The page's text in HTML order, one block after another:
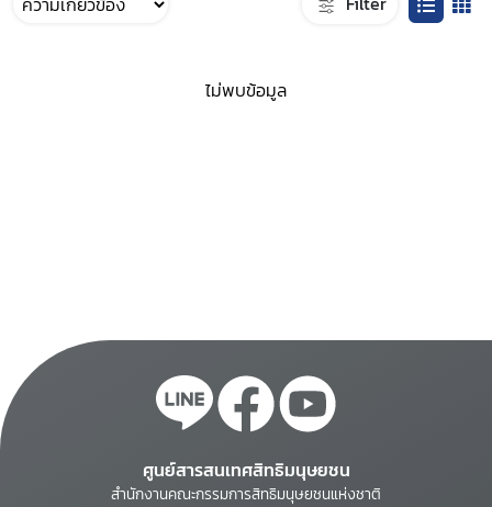
ไม่พบข้อมูล
ศูนย์สารสนเทศสิทธิมนุษยชน
สำนักงานคณะกรรมการสิทธิมนุษยชนแห่งชาติ